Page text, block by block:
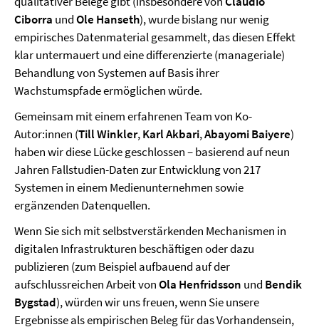
Ciborra undOle Hanseth), wurde bislang nur wenig
empirisches Datenmaterial gesammelt, das diesen Effekt
klar untermauert und eine differenzierte (manageriale)
Behandlung von Systemen auf Basis ihrer
Wachstumspfade ermöglichen würde.
Gemeinsam mit einem erfahrenen Team von Ko-
Autor:innen (Till Winkler,Karl Akbari,Abayomi Baiyere)
haben wir diese Lücke geschlossen – basierend auf neun
Jahren Fallstudien-Daten zur Entwicklung von 217
Systemen in einem Medienunternehmen sowie
ergänzenden Datenquellen.
Wenn Sie sich mit selbstverstärkenden Mechanismen in
digitalen Infrastrukturen beschäftigen oder dazu
publizieren (zum Beispiel aufbauend auf der
aufschlussreichen Arbeit vonOla Henfridsson und Bendik
Bygstad), würden wir uns freuen, wenn Sie unsere
Ergebnisse als empirischen Beleg für das Vorhandensein,